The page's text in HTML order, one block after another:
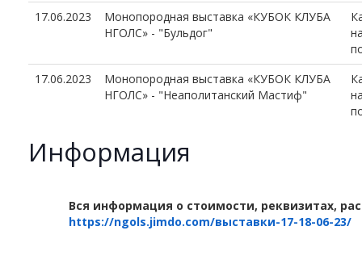
17.06.2023
Монопородная выставка «КУБОК КЛУБА
НГОЛС» - "Бульдог"
17.06.2023
Монопородная выставка «КУБОК КЛУБА
НГОЛС» - "Неаполитанский Мастиф"
Информация
Вся информация о стоимости, реквизитах,
https://ngols.jimdo.com/выставки-17-18-06-23/